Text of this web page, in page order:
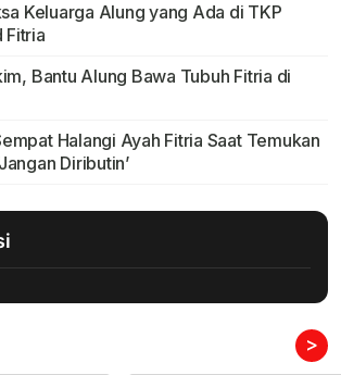
Keluarga Alung yang Ada di TKP
Fitria
Bantu Alung Bawa Tubuh Fitria di
Halangi Ayah Fitria Saat Temukan
Diributin’
>